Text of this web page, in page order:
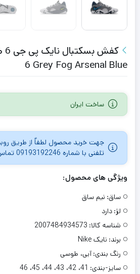
6 Grey Fog Arsenal Blue
ساخت ایران
جهت خرید محصول لطفاٌ از طریق
تلفنی با شماره 09193192246 تماس بگیرید.
ویژگی های محصول:
ساق: نیم ساق
لژ: دارد
شناسه کالا: 2007484934573
برند: نایک Nike
رنگ بندی: آبی، طوسی
سایز-بندی: 41، 42، 43، 44، 45، 46